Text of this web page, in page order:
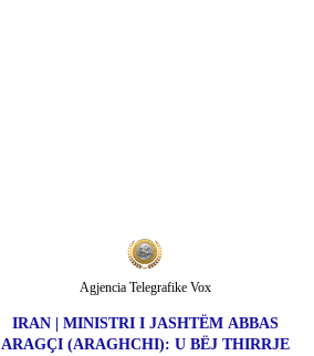
IRAN | MINISTRI I JASHTËM ABBAS
ARAGÇI (ARAGHCHI): U BËJ THIRRJE
Agjencia Telegrafike Vox